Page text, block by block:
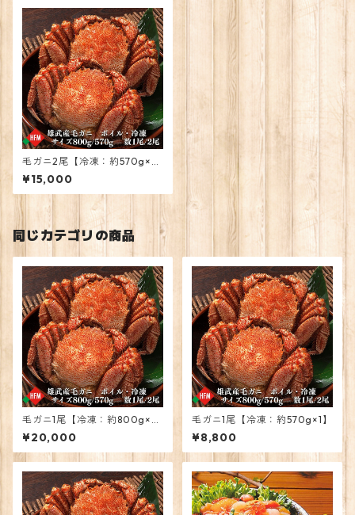
毛ガニ2尾【冷凍：約570g×
2】
¥15,000
同じカテゴリの商品
毛ガニ1尾【冷凍：約800g×
1】
¥20,000
毛ガニ1尾【冷凍：約570g×1】
¥8,800